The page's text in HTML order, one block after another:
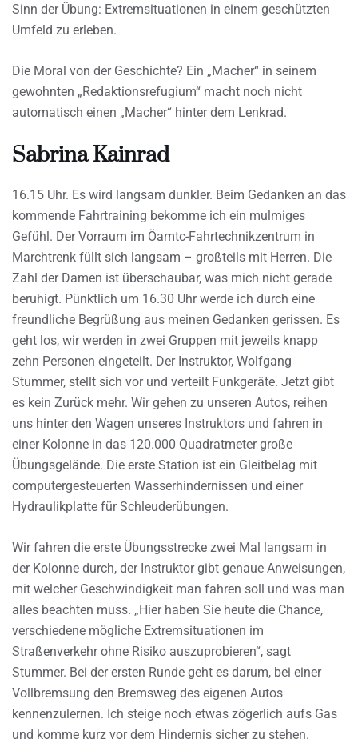
Sinn der Übung: Extremsituationen in einem geschützten
Umfeld zu erleben.
Die Moral von der Geschichte? Ein „Macher“ in seinem
gewohnten „Redaktionsrefugium“ macht noch nicht
automatisch einen „Macher“ hinter dem Lenkrad.
Sabrina Kainrad
16.15 Uhr. Es wird langsam dunkler. Beim Gedanken an das
kommende Fahrtraining bekomme ich ein mulmiges
Gefühl. Der Vorraum im Öamtc-Fahrtechnikzentrum in
Marchtrenk füllt sich langsam – großteils mit Herren. Die
Zahl der Damen ist überschaubar, was mich nicht gerade
beruhigt. Pünktlich um 16.30 Uhr werde ich durch eine
freundliche Begrüßung aus meinen Gedanken gerissen. Es
geht los, wir werden in zwei Gruppen mit jeweils knapp
zehn Personen eingeteilt. Der Instruktor, Wolfgang
Stummer, stellt sich vor und verteilt Funkgeräte. Jetzt gibt
es kein Zurück mehr. Wir gehen zu unseren Autos, reihen
uns hinter den Wagen unseres Instruktors und fahren in
einer Kolonne in das 120.000 Quadratmeter große
Übungsgelände. Die erste Station ist ein Gleitbelag mit
computergesteuerten Wasserhindernissen und einer
Hydraulikplatte für Schleuderübungen.
Wir fahren die erste Übungsstrecke zwei Mal langsam in
der Kolonne durch, der Instruktor gibt genaue Anweisungen,
mit welcher Geschwindigkeit man fahren soll und was man
alles beachten muss. „Hier haben Sie heute die Chance,
verschiedene mögliche Extremsituationen im
Straßenverkehr ohne Risiko auszuprobieren“, sagt
Stummer. Bei der ersten Runde geht es darum, bei einer
Vollbremsung den Bremsweg des eigenen Autos
kennenzulernen. Ich steige noch etwas zögerlich aufs Gas
und komme kurz vor dem Hindernis sicher zu stehen.